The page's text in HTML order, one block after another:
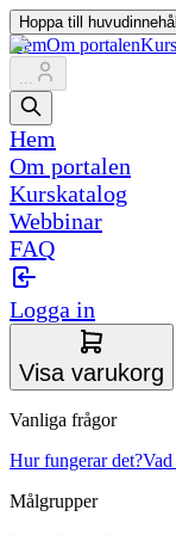
Hoppa till huvudinnehåll
HemOm portalen
...
Hem
Om portalen
Kurskatalog
Webbinar
FAQ
Logga in
Visa varukorg
Vanliga frågor
Hur fungerar det?
Målgrupper